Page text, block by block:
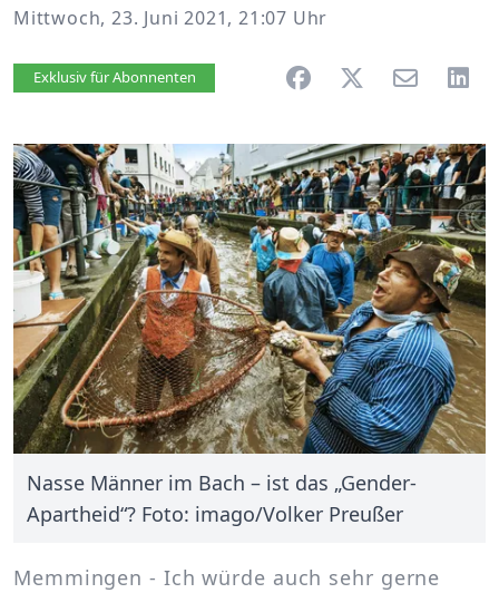
Mittwoch, 23. Juni 2021, 21:07 Uhr
Artikel vorlesen
Exklusiv für Abonnenten
Nasse Männer im Bach – ist das „Gender-
Apartheid“? Foto: imago/Volker Preußer
Memmingen - Ich würde auch sehr gerne